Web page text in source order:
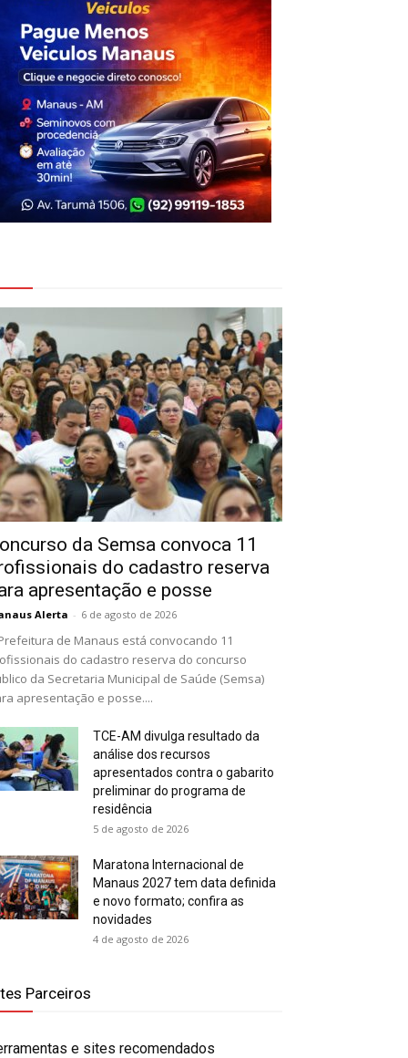
da Semsa convoca 11
do cadastro reserva
apresentação e posse
Alerta - 6 de agosto de 2026
de Manaus está convocando 11
do cadastro reserva do concurso
da Secretaria Municipal de Saúde (Semsa)
apresentação e posse....
TCE-AM divulga resultado da
análise dos recursos
apresentados contra o gabarito
preliminar do programa de
residência
5 de agosto de 2026
Maratona Internacional de
Manaus 2027 tem data definida
e novo formato; confira as
novidades
4 de agosto de 2026
Parceiros
e sites recomendados